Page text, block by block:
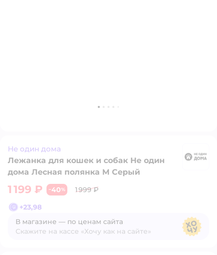
Не один дома
Лежанка для кошек и собак Не один
дома Лесная полянка M Серый
1 199 ₽ −40%
1 999 ₽
+23,98
В магазине — по ценам сайта
Скажите на кассе «Хочу как на сайте»